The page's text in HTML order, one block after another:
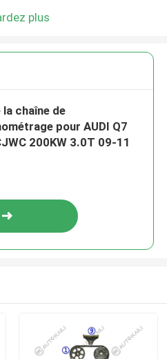
plus
la chaîne de
pour AUDI Q7
200KW 3.0T 09-11